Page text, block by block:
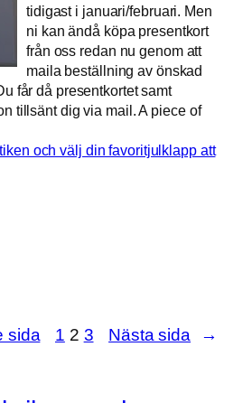
tidigast i januari/februari. Men
ni kan ändå köpa presentkort
från oss redan nu genom att
maila beställning av önskad
får då presentkortet samt
tillsänt dig via mail. A piece of
och välj din favoritjulklapp att
sida 1 2 3 Nästa sida →